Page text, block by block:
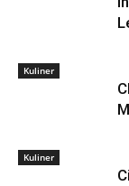
Kuliner
Kuliner